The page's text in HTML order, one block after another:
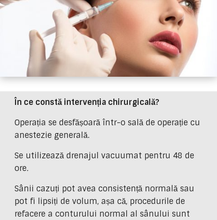
În ce constă intervenția chirurgicală?
Operația se desfășoară într-o sală de operație cu
anestezie generală.
Se utilizează drenajul vacuumat pentru 48 de
ore.
Sânii cazuți pot avea consistență normală sau
pot fi lipsiți de volum, așa că, procedurile de
refacere a conturului normal al sânului sunt